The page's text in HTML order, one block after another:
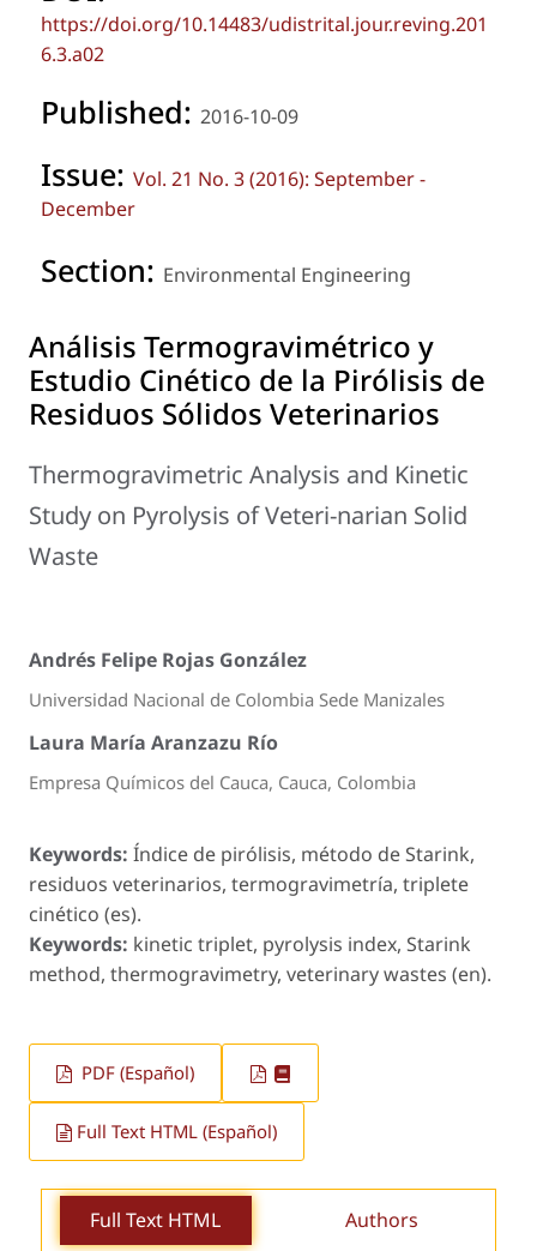
https://doi.org/10.14483/udistrital.jour.reving.201
6.3.a02
Published: 2016-10-09
Issue: Vol. 21 No. 3 (2016): September -
December
Section: Environmental Engineering
Análisis Termogravimétrico y
Estudio Cinético de la Pirólisis de
Residuos Sólidos Veterinarios
Thermogravimetric Analysis and Kinetic
Study on Pyrolysis of Veteri-narian Solid
Waste
Andrés Felipe Rojas González
Universidad Nacional de Colombia Sede Manizales
Laura María Aranzazu Río
Empresa Químicos del Cauca, Cauca, Colombia
Keywords: Índice de pirólisis, método de Starink,
residuos veterinarios, termogravimetría, triplete
cinético (es).
Keywords: kinetic triplet, pyrolysis index, Starink
method, thermogravimetry, veterinary wastes (en).
PDF (Español)
Full Text HTML (Español)
Full Text HTML Authors